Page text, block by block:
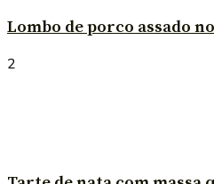
Lombo de porco assado
2